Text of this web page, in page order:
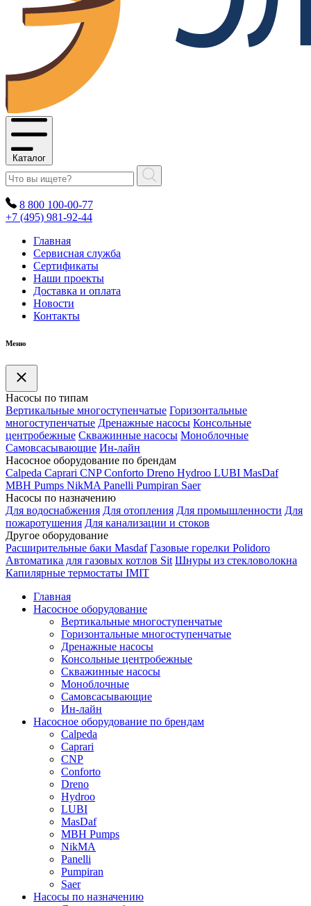
Каталог
8 800 100-00-77
+7 (495) 981-92-44
Главная
Сервисная служба
Сертификаты
Наши проекты
Доставка и оплата
Новости
Контакты
Меню
Насосы по типам
Вертикальные многоступенчатые Горизонтальные
многоступенчатые Дренажные насосы Консольные
центробежные Скважинные насосы Моноблочные
Самовсасывающие Ин-лайн
Насосное оборудование по брендам
Calpeda Caprari CNP Conforto Dreno Hydroo LUBI MasDaf
MBH Pumps NikMA Panelli Pumpiran Saer
Насосы по назначению
Для водоснабжения Для отопления Для промышленности Для
пожаротушения Для канализации и стоков
Другое оборудование
Расширительные баки Masdaf Газовые горелки Polidoro
Автоматика для газовых котлов Sit Шнуры из стекловолокна
Капилярные термостаты IMIT
Главная
Насосное оборудование
Вертикальные многоступенчатые
Горизонтальные многоступенчатые
Дренажные насосы
Консольные центробежные
Скважинные насосы
Моноблочные
Самовсасывающие
Ин-лайн
Насосное оборудование по брендам
Calpeda
Caprari
CNP
Conforto
Dreno
Hydroo
LUBI
MasDaf
MBH Pumps
NikMA
Panelli
Pumpiran
Saer
Насосы по назначению